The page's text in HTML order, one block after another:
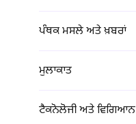
ਪੰਥਕ ਮਸਲੇ ਅਤੇ ਖ਼ਬਰਾਂ
ਮੁਲਾਕਾਤ
ਟੈਕਨੋਲੋਜੀ ਅਤੇ ਵਿਗਿਆਨ